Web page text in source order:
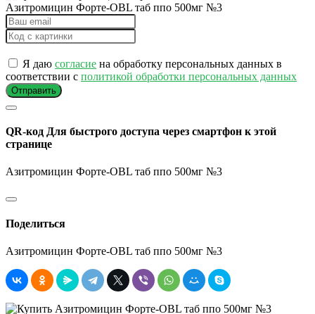
Азитромицин Форте-OBL таб ппо 500мг №3
Я даю согласие на обработку персональных данных в
соответствии с политикой обработки персональных данных
Отправить
QR-код Для быстрого доступа через смартфон к этой
странице
Азитромицин Форте-OBL таб ппо 500мг №3
Поделиться
Азитромицин Форте-OBL таб ппо 500мг №3